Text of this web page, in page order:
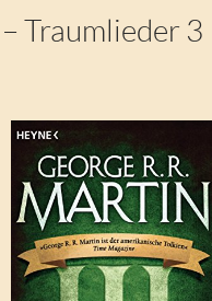
Traumlieder 3